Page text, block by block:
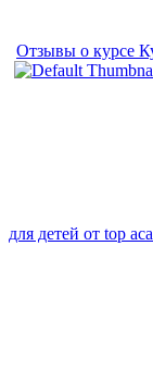
Отзывы о курсе
для детей от top